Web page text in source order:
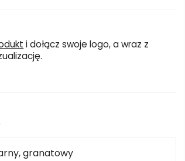
i dołącz swoje logo, a wraz z
granatowy